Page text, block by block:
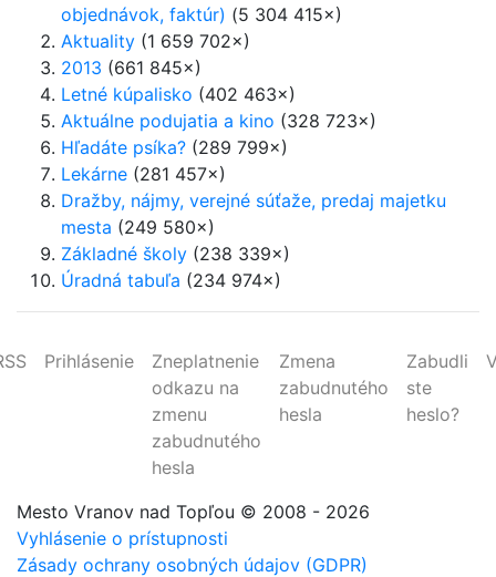
objednávok, faktúr) (5 304 415×)
Aktuality (1 659 702×)
2013 (661 845×)
Letné kúpalisko (402 463×)
Aktuálne podujatia a kino (328 723×)
Hľadáte psíka? (289 799×)
Lekárne (281 457×)
Dražby, nájmy, verejné súťaže, predaj majetku
mesta (249 580×)
Základné školy (238 339×)
Úradná tabuľa (234 974×)
Prihlásenie
Zneplatnenie
odkazu na
zmenu
zabudnutého
hesla
Zmena
zabudnutého
hesla
Zabudli
ste
heslo?
Mesto Vranov nad Topľou © 2008 - 2026
Vyhlásenie o prístupnosti
Zásady ochrany osobných údajov (GDPR)